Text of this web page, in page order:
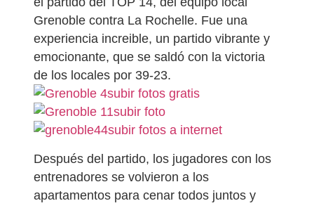
Grenoble contra La Rochelle. Fue una
experiencia increible, un partido vibrante y
emocionante, que se saldó con la victoria
de los locales por 39-23.
subir fotos gratis
subir foto
subir fotos a internet
Después del partido, los jugadores con los
entrenadores se volvieron a los
apartamentos para cenar todos juntos y